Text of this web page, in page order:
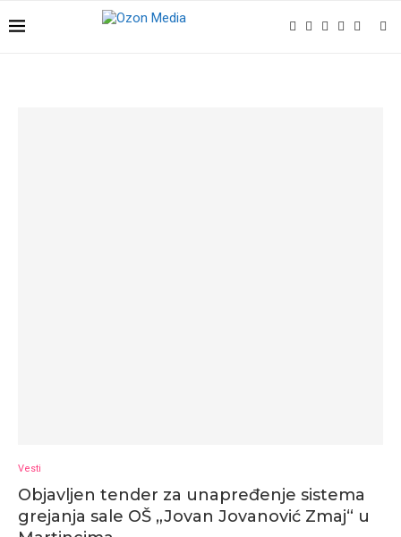
Vesti
Objavljen tender za unapređenje sistema
grejanja sale OŠ „Jovan Jovanović Zmaj“ u